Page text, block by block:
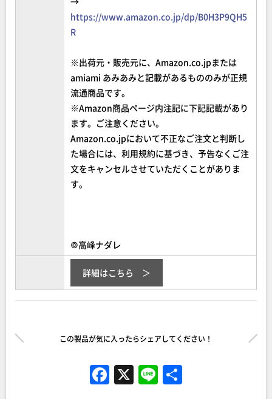
https://www.amazon.co.jp/dp/B0H3P9QH5
R
※出荷元・販売元に、Amazon.co.jpまたは
amiami あみあみと記載があるもののみが正規
流通商品です。
※Amazon商品ページ内注記に下記記載があり
ます。ご注意ください。
Amazon.co.jpにおいて不正なご注文と判断し
た場合には、利用規約に基づき、予告なくご注
文をキャンセルさせていただくことがありま
す。
©高峰ナダレ
詳細はこちら
この製品が気に入ったらシェアしてください！
F X Li